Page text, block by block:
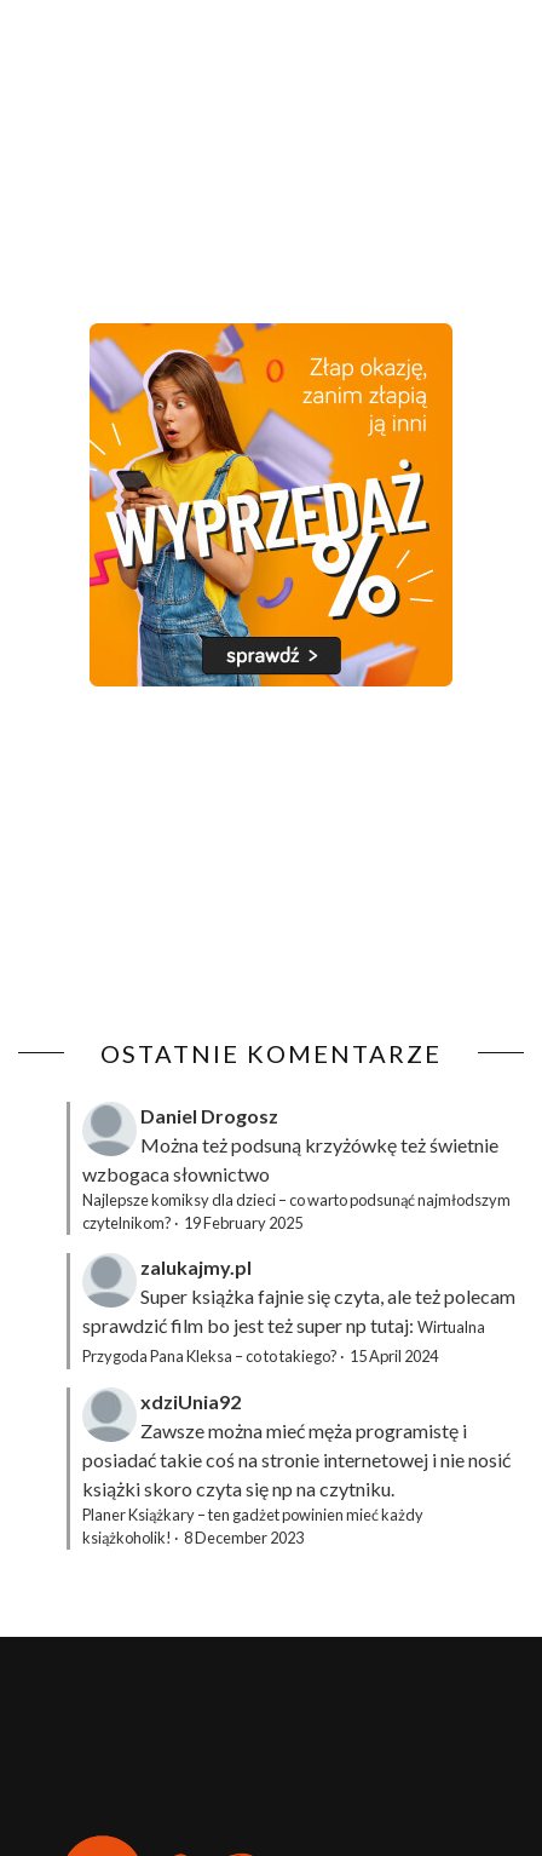
OSTATNIE KOMENTARZE
Daniel Drogosz
Można też podsuną krzyżówkęteż świetnie
wzbogaca słownictwo
Najlepsze komiksy dla dzieci – co warto podsunąć najmłodszym
czytelnikom? · 19 February 2025
zalukajmy.pl
Super książka fajnie się czyta, ale też polecam
sprawdzić film bo jest też super np tutaj: Wirtualna
Przygoda Pana Kleksa – co to takiego? · 15 April 2024
xdziUnia92
Zawsze można mieć męża programistę i
posiadać takie coś na stronie internetowej i nie nosić
książki skoro czyta się np na czytniku.
Planer Książkary – ten gadżet powinien mieć każdy
książkoholik! · 8 December 2023